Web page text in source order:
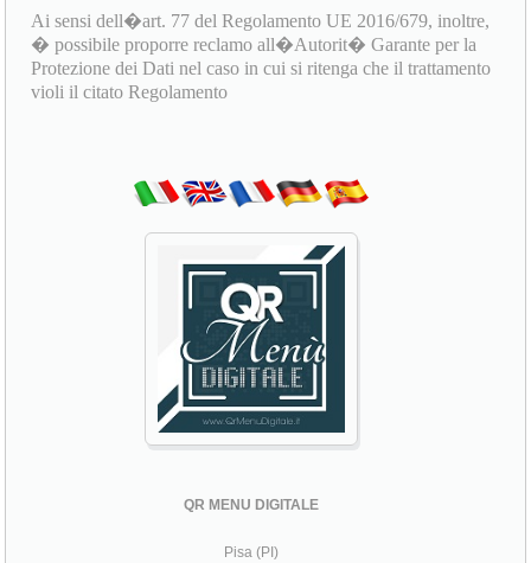
Ai sensi dell�art. 77 del Regolamento UE 2016/679, inoltre,
� possibile proporre reclamo all�Autorit� Garante per la
Protezione dei Dati nel caso in cui si ritenga che il trattamento
violi il citato Regolamento
QR MENU DIGITALE
Pisa (PI)